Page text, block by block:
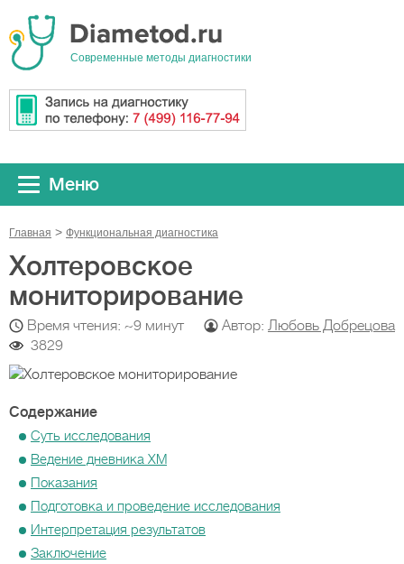
Cовременные методы диагностики
Меню
Главная Функциональная диагностика
Холтеровское
мониторирование
Время чтения: ~9 минут Автор: Любовь Добрецова
3829
Содержание
Суть исследования
Ведение дневника ХМ
Показания
Подготовка и проведение исследования
Интерпретация результатов
Заключение